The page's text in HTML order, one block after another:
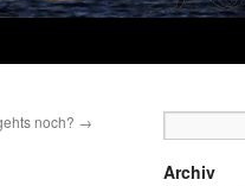
noch? →
Archiv